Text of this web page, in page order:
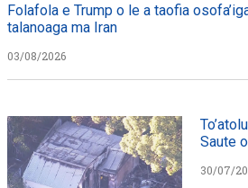
Folafola e Trump o le a taofia
talanoaga ma Iran
03/08/2026
Saute
30/07/